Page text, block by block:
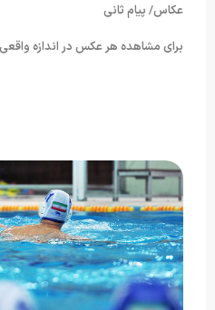
عکاس/ پیام ثانی
برای مشاهده هر عکس در اندازه